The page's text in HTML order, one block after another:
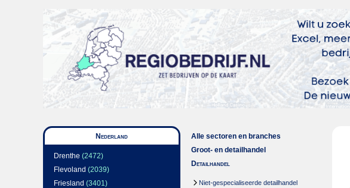
Nederland
Drenthe (2472)
Flevoland (2039)
Friesland (3401)
Alle sectoren en branches
Groot- en detailhandel
Detailhandel
Niet-gespecialiseerde detailhandel